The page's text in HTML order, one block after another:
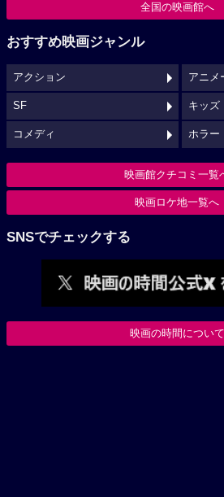
全国の映画館へ
おすすめ映画ジャンル
アクション アニメ
SF キッズ
コメディ ホラー
映画館クチコミ一覧
映画ロケ地一覧へ
SNSでチェックする
映画の時間について